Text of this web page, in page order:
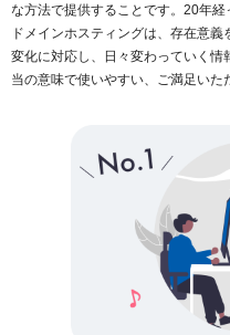
な方法で提供することです。20年
ドメインホスティングは、存在意
変化に対応し、日々変わっていく
当の意味で使いやすい、ご満足いた